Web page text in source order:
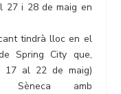
27 i 28 de maig en
tindrà lloc en el
Spring City que,
17 al 22 de maig)
amb